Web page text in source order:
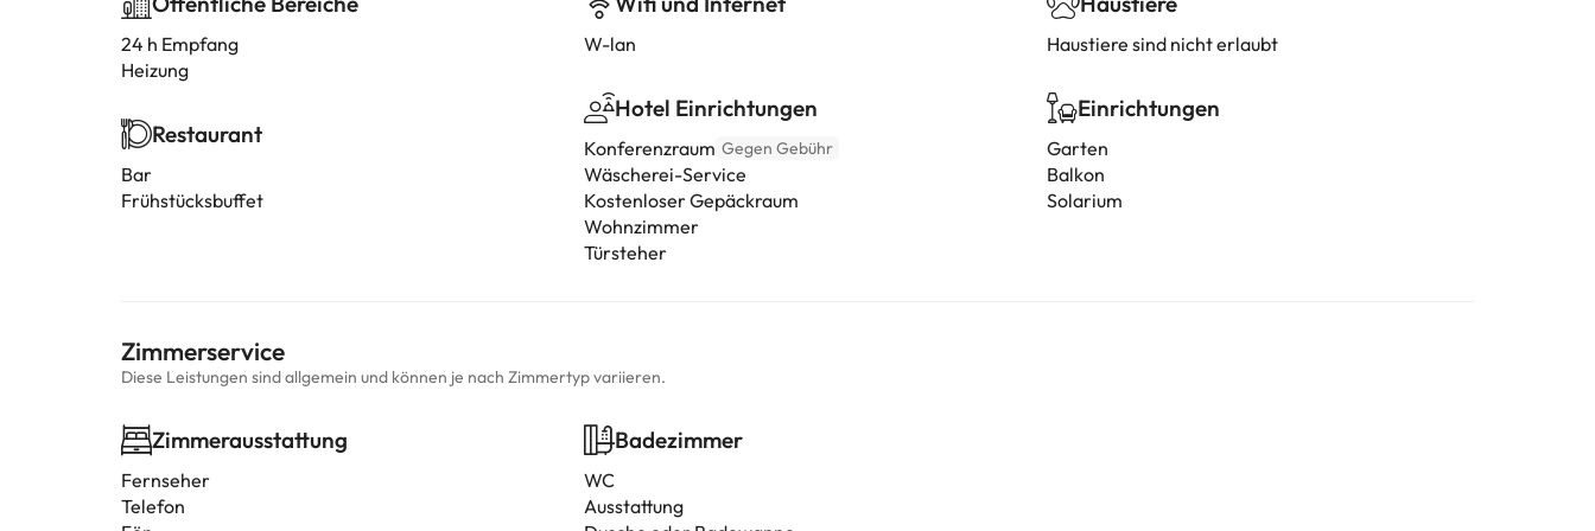
24 h Empfang
Heizung
Restaurant
Bar
Frühstücksbuffet
W-lan
Hotel Einrichtungen
Konferenzraum Gegen Gebühr
Wäscherei-Service
Kostenloser Gepäckraum
Wohnzimmer
Türsteher
Haustiere sind nicht erlaubt
Einrichtungen
Garten
Balkon
Solarium
Zimmerservice
Diese Leistungen sind allgemein und können je nach Zimmertyp variieren.
Zimmerausstattung
Fernseher
Telefon
Badezimmer
WC
Ausstattung